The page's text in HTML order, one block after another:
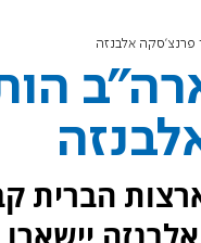
פרנצ'סקה אלבנזה
הברית